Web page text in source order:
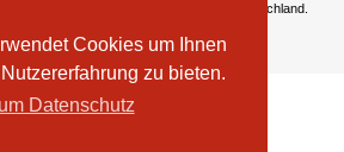
Cookies um Ihnen
zu bieten.
Datenschutz
50,- Bestellwert nach Österreich und Deutschland.
Kreditkarte, PayPal, Sofortüberweisung